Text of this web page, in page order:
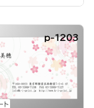
ト
p-1203